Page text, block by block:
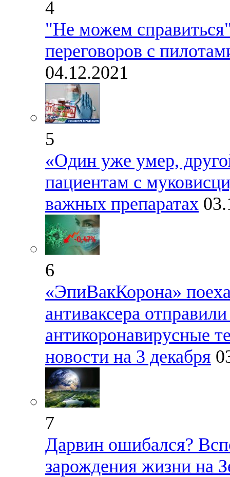
4
"Не можем
переговоров с
04.12.2021
5
«Один уже умер,
пациентам с
важных препаратах
6
«ЭпиВакКорона»
антиваксера
антикоронавирусные
новости на 3 декабря
7
Дарвин ошибался?
зарождения жизни на